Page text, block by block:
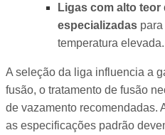
Ligas com alto
especializadaspara
temperatura elevada.
A seleção da liga influencia a
fusão, o tratamento de fusão
de vazamento recomendadas.
as especificações padrão